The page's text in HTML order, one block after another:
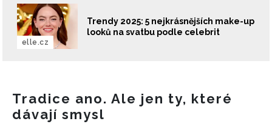
Trendy 2025: 5 nejkrásnějších make-up
looků na svatbu podle celebrit
elle.cz
Tradice ano. Ale jen ty, které
dávají smysl